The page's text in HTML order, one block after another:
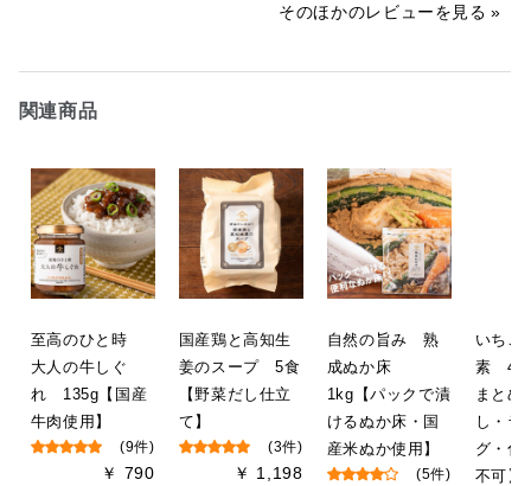
ありがとうございました。また利用そのほかのレビューを見る
関連商品
至高のひと時
大人の牛しぐ
れ 135g【国産
牛肉使用】
(9件)
￥ 790
国産鶏と高知生
姜のスープ 5食
【野菜だし仕立
て】
(3件)
￥ 1,198
自然の旨み 熟
成ぬか床
1kg【パックで漬
けるぬか床・国
産米ぬか使用】
(5件)
いちご
素
まとめ
し・ラ
グ・化
不可】